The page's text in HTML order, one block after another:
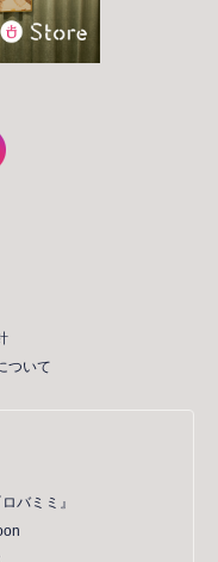
ついて
バミミ』